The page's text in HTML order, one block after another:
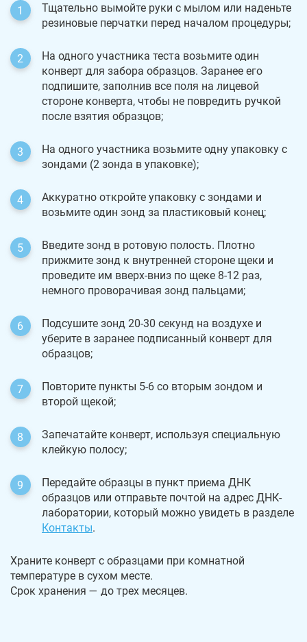
Тщательно вымойте руки с мылом или наденьте
резиновые перчатки перед началом процедуры;
На одного участника теста возьмите один
конверт для забора образцов. Заранее его
подпишите, заполнив все поля на лицевой
стороне конверта, чтобы не повредить ручкой
после взятия образцов;
На одного участника возьмите одну упаковку с
зондами (2 зонда в упаковке);
Аккуратно откройте упаковку с зондами и
возьмите один зонд за пластиковый конец;
Введите зонд в ротовую полость. Плотно
прижмите зонд к внутренней стороне щеки и
проведите им вверх-вниз по щеке 8-12 раз,
немного проворачивая зонд пальцами;
Подсушите зонд 20-30 секунд на воздухе и
уберите в заранее подписанный конверт для
образцов;
Повторите пункты 5-6 со вторым зондом и
второй щекой;
Запечатайте конверт, используя специальную
клейкую полосу;
Передайте образцы в пункт приема ДНК
образцов или отправьте почтой на адрес ДНК-
лаборатории, который можно увидеть в разделе
Контакты.
Храните конверт с образцами при комнатной
температуре в сухом месте.
Срок хранения — до трех месяцев.